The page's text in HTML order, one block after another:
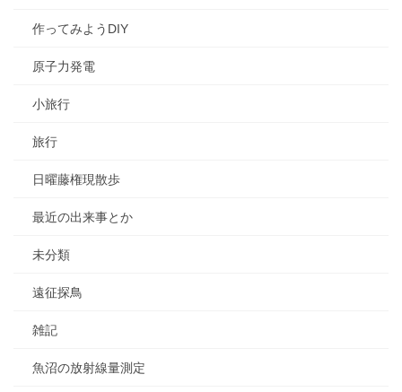
作ってみようDIY
原子力発電
小旅行
旅行
日曜藤権現散歩
最近の出来事とか
未分類
遠征探鳥
雑記
魚沼の放射線量測定